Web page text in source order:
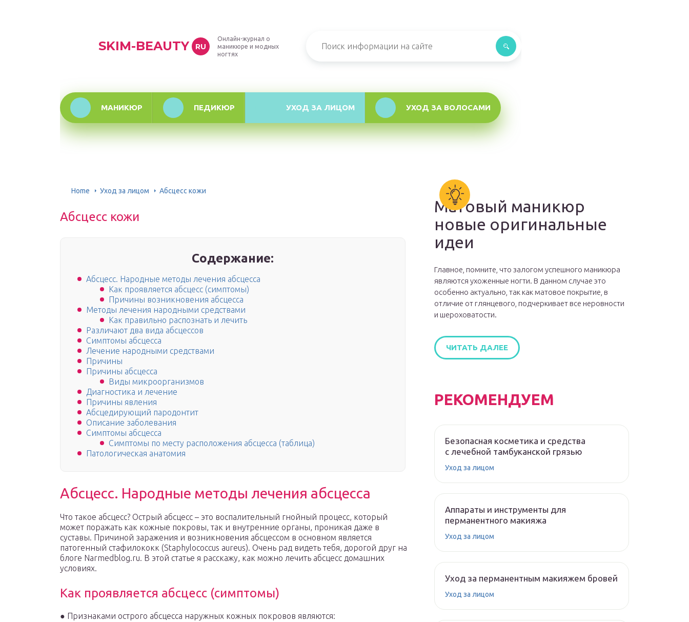
SKIM-BEAUTY RU
Онлайн-журнал о
маникюре и модных
ногтях
МАНИКЮР ПЕДИКЮР УХОД ЗА ЛИЦОМ УХОД ЗА ВОЛОСАМИ
Home Уход за лицом Абсцесс кожи
Абсцесс кожи
Содержание:
Абсцесс. Народные методы лечения абсцесса
Как проявляется абсцесс (симптомы)
Причины возникновения абсцесса
Методы лечения народными средствами
Как правильно распознать и лечить
Различают два вида абсцессов
Симптомы абсцесса
Лечение народными средствами
Причины
Причины абсцесса
Виды микроорганизмов
Диагностика и лечение
Причины явления
Абсцедирующий пародонтит
Описание заболевания
Симптомы абсцесса
Симптомы по месту расположения абсцесса (таблица)
Патологическая анатомия
Абсцесс. Народные методы лечения абсцесса
Что такое абсцесс? Острый абсцесс – это воспалительный гнойный процесс, который
может поражать как кожные покровы, так и внутренние органы, проникая даже в
суставы. Причиной заражения и возникновения абсцессом в основном является
патогенный стафилококк (Staphylococcus aureus). Очень рад видеть тебя, дорогой друг на
блоге Narmedblog.ru. В этой статье я расскажу, как можно лечить абсцесс домашних
условиях.
Как проявляется абсцесс (симптомы)
● Признаками острого абсцесса наружных кожных покровов являются:
Матовый маникюр
новые оригинальные
идеи
Главное, помните, что залогом успешного маникюра
являются ухоженные ногти. В данном случае это
особенно актуально, так как матовое покрытие, в
отличие от глянцевого, подчеркивает все неровности
и шероховатости.
ЧИТАТЬ ДАЛЕЕ
РЕКОМЕНДУЕМ
Безопасная косметика и средства
с лечебной тамбуканской грязью
Уход за лицом
Аппараты и инструменты для
перманентного макияжа
Уход за лицом
Уход за перманентным макияжем бровей
Уход за лицом